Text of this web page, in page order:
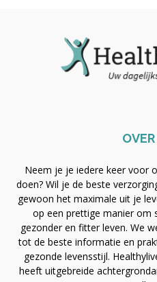
Neem je je iedere keer voor
doen? Wil je de beste
gewoon het maximale uit je
op een prettige manier om
gezonder en fitter leven. We
tot de beste informatie en
gezonde levensstijl.
heeft uitgebreide